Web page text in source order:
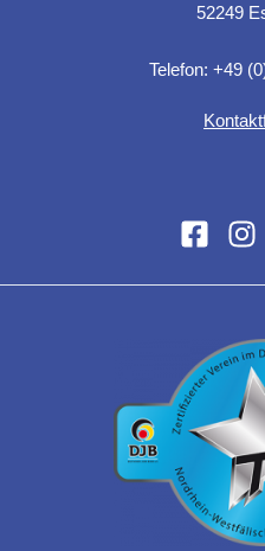
52249
Telefon: +49